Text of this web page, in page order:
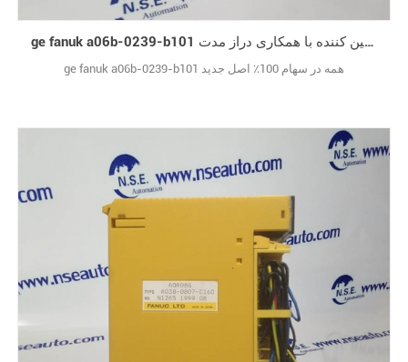
ge fanuk a06b-0239-b101 قابل اعتماد تامین کننده با همکاری دراز مدت
ge fanuk a06b-0239-b101 همه در سهام 100٪ اصل جدید